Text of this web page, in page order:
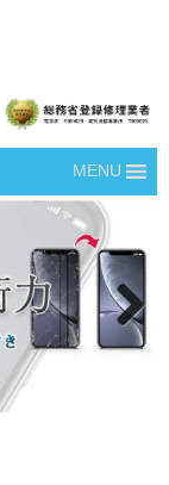
MENU
Next